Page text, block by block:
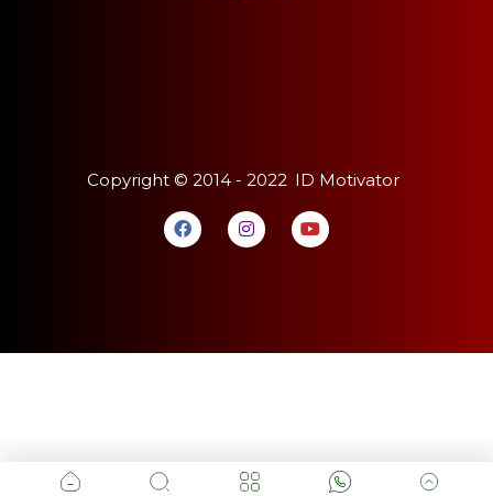
Copyright © 2014 - 2022 ID Motivator